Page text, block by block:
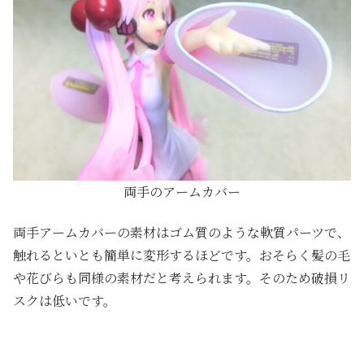
両手のアームカバー
両手アームカバーの素材はゴム質のような軟質パーツで、
触れるといとも簡単に変形するほどです。おそらく髪の毛
や花びらも同様の素材だと考えられます。そのため破損リ
スクは低いです。